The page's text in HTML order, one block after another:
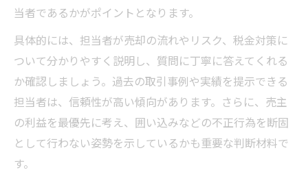
当者であるかがポイントとなります。
具体的には、担当者が売却の流れやリスク、税金対策に
ついて分かりやすく説明し、質問に丁寧に答えてくれる
か確認しましょう。過去の取引事例や実績を提示できる
担当者は、信頼性が高い傾向があります。さらに、売主
の利益を最優先に考え、囲い込みなどの不正行為を断固
として行わない姿勢を示しているかも重要な判断材料で
す。